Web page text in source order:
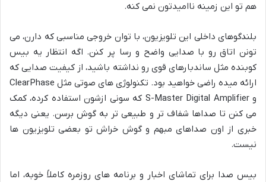
هم تو این زمینه ناامیدتون نمی کنه.
بلندگوهای داخلی این تلویزیون، با توان خروجی مناسبی که دارن، می
تونن اتاق رو با صدایی واضح و رسا پر کنن. اگه انتظار یه بیس
کوبنده مثل ساندبارهای قوی رو نداشته باشید، از کیفیت صدایی که
ارائه میده راضی خواهید بود. تکنولوژی های صوتی مثل ClearPhase
و S-Master Digital Amplifier که سونی ازشون استفاده کرده، کمک
می کنن تا صداها شفاف تر و طبیعی تر به گوش برسن. یعنی دیگه
خبری از اون صداهای مبهم و گوش خراش تو بعضی تلویزیون ها
نیست.
بیس صدا برای تماشای اخبار و برنامه های روزمره کاملاً خوبه، اما